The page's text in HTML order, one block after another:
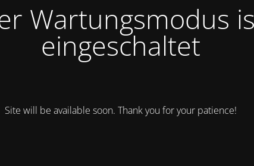
Wartungsmodus
eingeschaltet
Site will be available soon. Thank you for your patience!